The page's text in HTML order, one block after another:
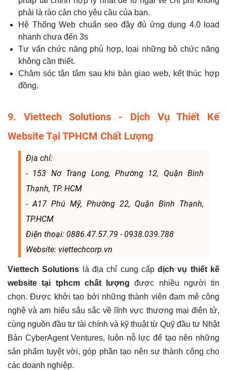
phải là rào cản cho yêu cầu của bạn.
Hệ Thống Web chuẩn seo đầy đủ ứng dụng 4.0 load
nhanh chưa đến 3s
Tư vấn chức năng phù hợp, loại những bỏ chức năng
không cần thiết.
Chăm sóc tận tâm sau khi bàn giao web, kết thúc hợp
đồng.
9. Viettech Solutions - Dịch Vụ Thiết Kế
Website Tại TPHCM Chất Lượng
Địa chỉ:
- 153 Nơ Trang Long, Phường 12, Quận Bình
Thạnh, TP. HCM
- A17 Phú Mỹ, Phường 22, Quận Bình Thạnh,
TP.HCM
Điện thoại: 0886.47.57.79 - 0938.039.788
Website: viettechcorp.vn
Viettech Solutions là địa chỉ cung cấpdịch vụ thiết kế
website tại tphcm chất lượng được nhiều người tin
chọn. Được khởi tạo bởi những thành viên đam mê công
nghệ và am hiểu sâu sắc về lĩnh vực thương mại điện tử,
cùng nguồn đầu tư tài chính và kỹ thuật từ Quỹ đầu tư Nhật
Bản CyberAgent Ventures, luôn nỗ lực để tạo nên những
sản phẩm tuyệt vời, góp phần tạo nên sự thành công cho
các doanh nghiệp.